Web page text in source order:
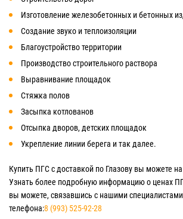
Изготовление железобетонных и бетонных
Создание звуко и теплоизоляции
Благоустройство территории
Производство строительного раствора
Выравнивание площадок
Стяжка полов
Засыпка котлованов
Отсыпка дворов, детских площадок
Укрепление линии берега и так далее.
Купить ПГС с доставкой по Глазову вы можете на
Узнать более подробную информацию о ценах
вы можете, связавшись с нашими
телефона:8 (993) 525-92-28